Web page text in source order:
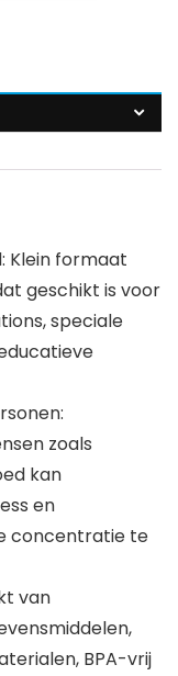
Klein formaat
geschikt is voor
speciale
zoals
kan
en
concentratie te
van
BPA-vrij